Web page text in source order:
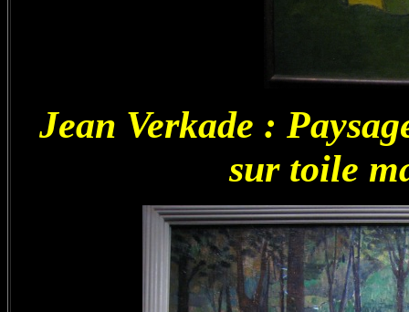
Jean Verkade :
sur toile